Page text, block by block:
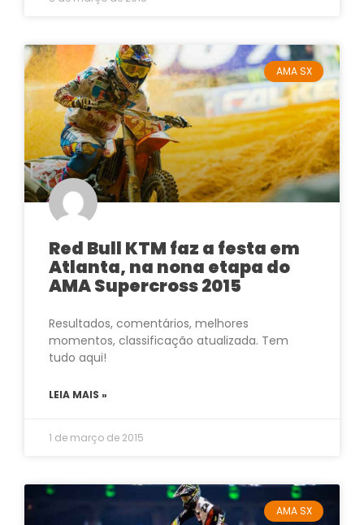
AMA SX
Red Bull KTM faz a festa em
Atlanta, na nona etapa do
AMA Supercross 2015
Resultados, comentários, melhores
momentos, classificação atualizada. Tem
tudo aqui!
LEIA MAIS »
1 de março de 2015
AMA SX